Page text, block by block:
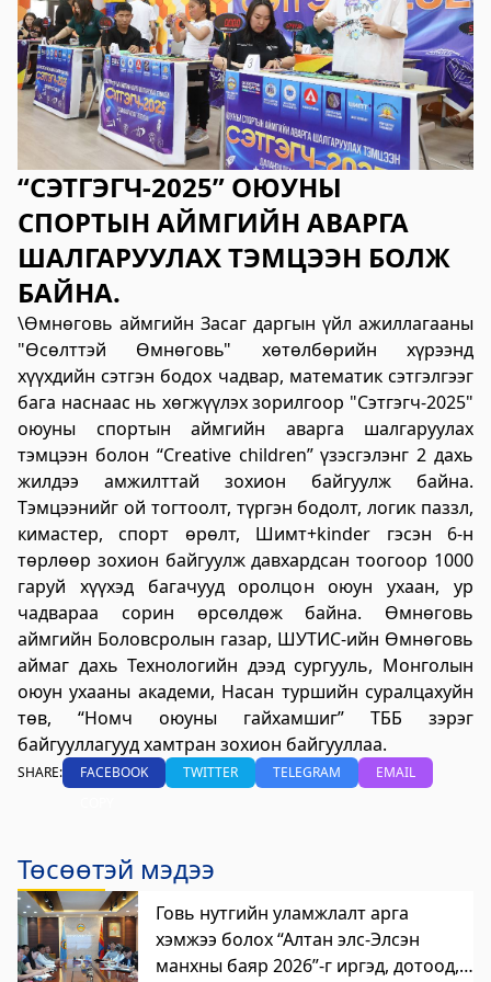
2023-06-06 14:53:59
Дэлгэрэнгүй
Булган аймгийн Нийгмийн даатгалын
хэлтэс
2023-06-06 14:50:54
Дэлгэрэнгүй
Өвөрхангай аймгийн цагдаагийн газар
2023-06-06 14:46:41
Дэлгэрэнгүй
Булган аймгийн Засаг Даргын Тамгын
газар
2023-06-06 14:41:13
Дэлгэрэнгүй
Дорноговь аймаг дахь Төрийн цахим
үйлчилгээний "ХУРДАН" төв
2023-06-06 13:37:31
Дэлгэрэнгүй
Говьсүмбэр аймаг дахь Төрийн цахим
үйлчилгээний хэлтэс
2023-06-05 22:55:03
Дэлгэрэнгүй
Хөдөлмөр, халамжийн үйлчилгээний
газар
Дэлгэрэнгүй
Улсын бүртгэлийн хэлтэс
2023-06-06 06:41:23
Дэлгэрэнгүй
“СЭТГЭГЧ-2025” ОЮУНЫ
СПОРТЫН АЙМГИЙН АВАРГА
ШАЛГАРУУЛАХ ТЭМЦЭЭН БОЛЖ
БАЙНА.
\Өмнөговь аймгийн Засаг даргын үйл ажиллагааны
"Өсөлттэй Өмнөговь" хөтөлбөрийн хүрээнд
хүүхдийн сэтгэн бодох чадвар, математик сэтгэлгээг
бага наснаас нь хөгжүүлэх зорилгоор "Сэтгэгч-2025"
оюуны спортын аймгийн аварга шалгаруулах
тэмцээн болон “Creative children” үзэсгэлэнг 2 дахь
жилдээ амжилттай зохион байгуулж байна.
Тэмцээнийг ой тогтоолт, түргэн бодолт, логик паззл,
кимастер, спорт өрөлт, Шимт+kinder гэсэн 6-н
төрлөөр зохион байгуулж давхардсан тоогоор 1000
гаруй хүүхэд багачууд оролцон оюун ухаан, ур
чадвараа сорин өрсөлдөж байна. Өмнөговь
аймгийн Боловсролын газар, ШУТИС-ийн Өмнөговь
аймаг дахь Технологийн дээд сургууль, Монголын
оюун ухааны академи, Насан туршийн суралцахуйн
төв, “Номч оюуны гайхамшиг” ТББ зэрэг
байгууллагууд хамтран зохион байгууллаа.
SHARE: FACEBOOK TWITTER TELEGRAM
EMAIL
Төсөөтэй мэдээ
Говь нутгийн уламжлалт арга
хэмжээ болох “Алтан элс-Элсэн
манхны баяр 2026”-г иргэд, дотоод,